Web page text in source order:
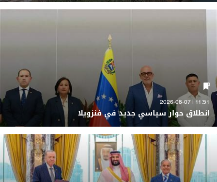
11:51 | 2026-08-07
انطلاق حوار سياسي جديد في فنزويلا